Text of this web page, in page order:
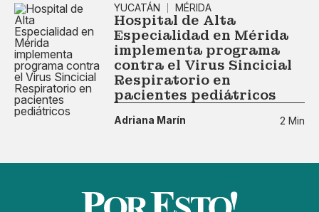
YUCATÁN
MÉRIDA
Hospital de Alta
Especialidad en Mérida
implementa programa
contra el Virus Sincicial
Respiratorio en
pacientes pediátricos
Adriana Marín 2 Min